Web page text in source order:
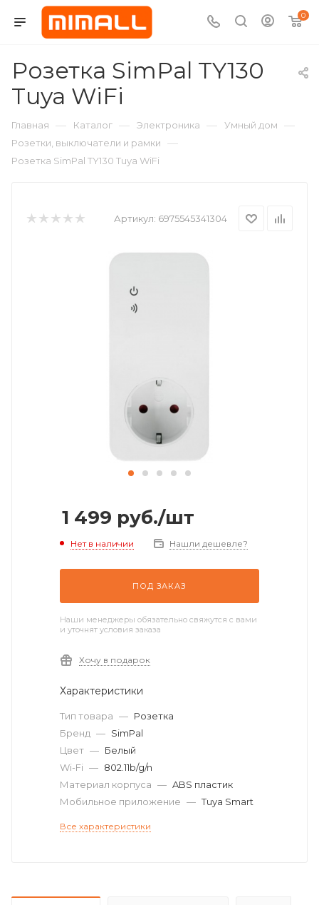
0
Розетка SimPal TY130
Tuya WiFi
Главная — Каталог — Электроника — Умный дом —
Розетки, выключатели и рамки —
Розетка SimPal TY130 Tuya WiFi
Артикул: 6975545341304
1 499 руб./шт
Нет в наличии Нашли дешевле?
ПОД ЗАКАЗ
Наши менеджеры обязательно свяжутся с вами
и уточнят условия заказа
Хочу в подарок
Характеристики
Тип товара — Розетка
Бренд — SimPal
Цвет — Белый
Wi-Fi — 802.11b/g/n
Материал корпуса — ABS пластик
Мобильное приложение — Tuya Smart
Все характеристики